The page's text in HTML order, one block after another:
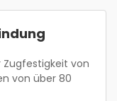
Zugfestigkeit von
von über 80